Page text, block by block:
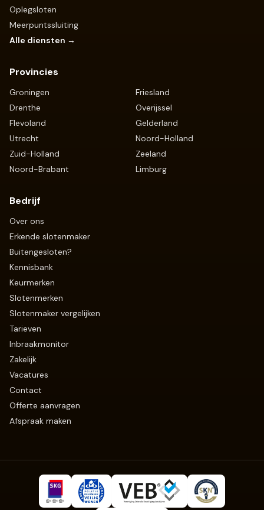
Oplegsloten
Meerpuntssluiting
Alle diensten →
Provincies
Groningen
Friesland
Drenthe
Overijssel
Flevoland
Gelderland
Utrecht
Noord-Holland
Zuid-Holland
Zeeland
Noord-Brabant
Limburg
Bedrijf
Over ons
Erkende slotenmaker
Buitengesloten?
Kennisbank
Keurmerken
Slotenmerken
Slotenmaker vergelijken
Tarieven
Inbraakmonitor
Zakelijk
Vacatures
Contact
Offerte aanvragen
Afspraak maken